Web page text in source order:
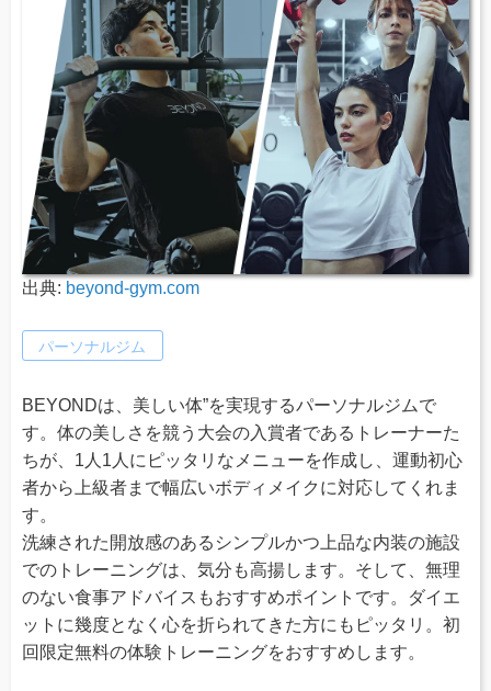
出典: beyond-gym.com
パーソナルジム
BEYONDは、美しい体”を実現するパーソナルジムで
す。体の美しさを競う大会の入賞者であるトレーナーた
ちが、1人1人にピッタリなメニューを作成し、運動初心
者から上級者まで幅広いボディメイクに対応してくれま
す。
洗練された開放感のあるシンプルかつ上品な内装の施設
でのトレーニングは、気分も高揚します。そして、無理
のない食事アドバイスもおすすめポイントです。ダイエ
ットに幾度となく心を折られてきた方にもピッタリ。初
回限定無料の体験トレーニングをおすすめします。